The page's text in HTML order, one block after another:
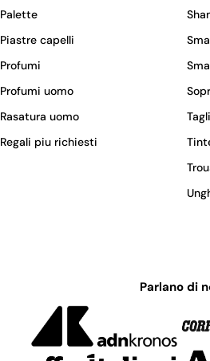
Palette
Piastre capelli
Profumi
Profumi uomo
Rasatura uomo
Regali piu richiesti
Parlano di